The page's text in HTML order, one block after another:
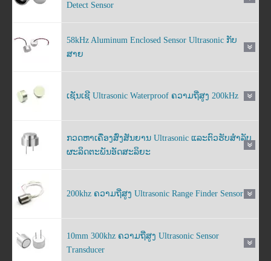
Detect Sensor
58kHz Aluminum Enclosed Sensor Ultrasonic ກັບ
ສາຍ
ເຊັນເຊີ Ultrasonic Waterproof ຄວາມຖີ່ສູງ 200kHz
ກວດຫາເຄື່ອງສົ່ງສັນຍານ Ultrasonic ແລະຕົວຮັບສໍາລັບ
ຜະລິດຕະພັນອັດສະລິຍະ
200khz ຄວາມຖີ່ສູງ Ultrasonic Range Finder Sensor
10mm 300khz ຄວາມຖີ່ສູງ Ultrasonic Sensor
Transducer